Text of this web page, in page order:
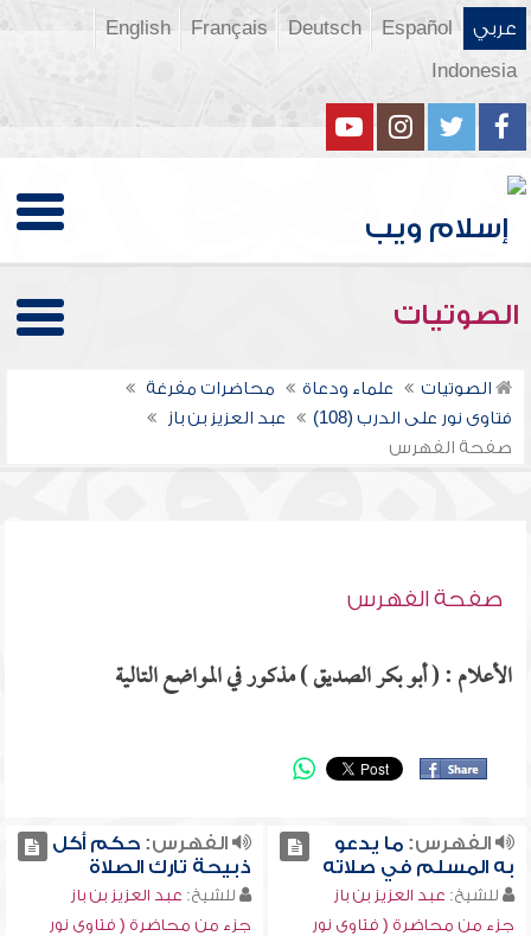
عربي Español
Deutsch
Français
English
Indonesia
الصوتيات
الصوتيات علماء ودعاة
محاضرات مفرغة
فتاوى نور على الدرب (108)
عبد العزيز بن باز
صفحة الفهرس
صفحة الفهرس
الأعلام : ( أبو بكر الصديق ) مذكور في المواضع التالية
الفهرس:ما يدعو
به المسلم في صلاته
للشيخ: عبد العزيز بن باز
جزء من محاضرة ( فتاوى نور
الفهرس:حكم أكل
ذبيحة تارك الصلاة
للشيخ: عبد العزيز بن باز
جزء من محاضرة ( فتاوى نور